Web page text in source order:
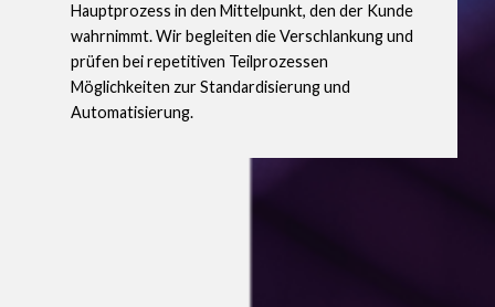
Hauptprozess in den Mittelpunkt, den der Kunde
wahrnimmt. Wir begleiten die Verschlankung und
prüfen bei repetitiven Teilprozessen
Möglichkeiten zur Standardisierung und
Automatisierung.